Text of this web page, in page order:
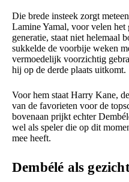
Die brede insteek zorgt
Lamine Yamal, voor velen het
generatie, staat niet helemaal
sukkelde de voorbije weken
vermoedelijk voorzichtig
hij op de derde plaats uitkomt.
Voor hem staat Harry Kane,
van de favorieten voor de
bovenaan prijkt echter
wel als speler die op dit
mee heeft.
Dembélé als